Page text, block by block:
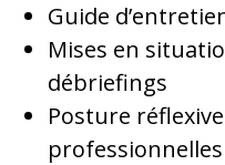
Guide
Mises en
débriefings
Posture
professionnelles